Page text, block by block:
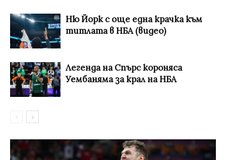
Ню Йорк с още една крачка към
титлата в НБА (видео)
Легенда на Спърс короняса
Уембаняма за крал на НБА